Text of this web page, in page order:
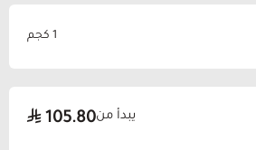
1 كجم
يبدأ من105.80